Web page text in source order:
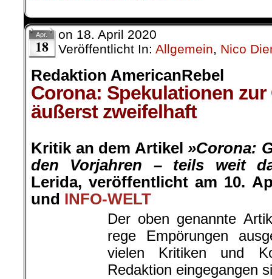
Apr.
18
on 18. April 2020
Veröffentlicht In: Allgemein, Nico
Redaktion AmericanRebel
Corona: Spekulationen
äußerst zweifelhaft
Kritik an dem Artikel »Corona:
den Vorjahren – teils weit
Lerida, veröffentlicht am 10.
und INFO-WELT
Der oben genannte
rege Empörungen
vielen Kritiken und
Redaktion eingegangen sind.